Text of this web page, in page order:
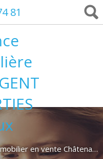
81
en vente Châtenay-Malabry